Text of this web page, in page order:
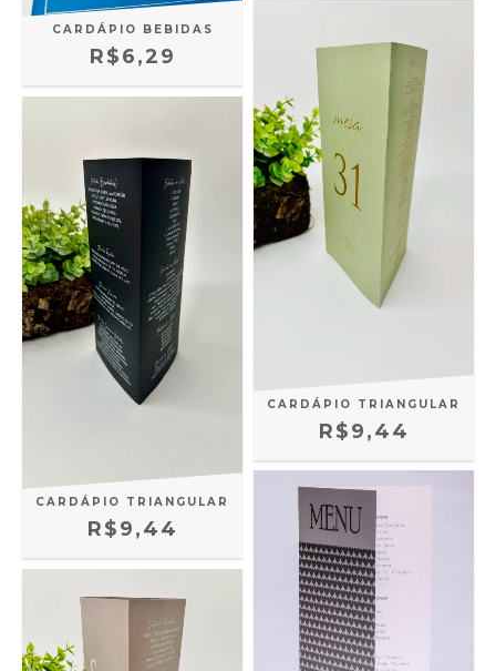
CARDÁPIO BEBIDAS
R$6,29
CARDÁPIO TRIANGULAR
R$9,44
CARDÁPIO TRIANGULAR
R$9,44